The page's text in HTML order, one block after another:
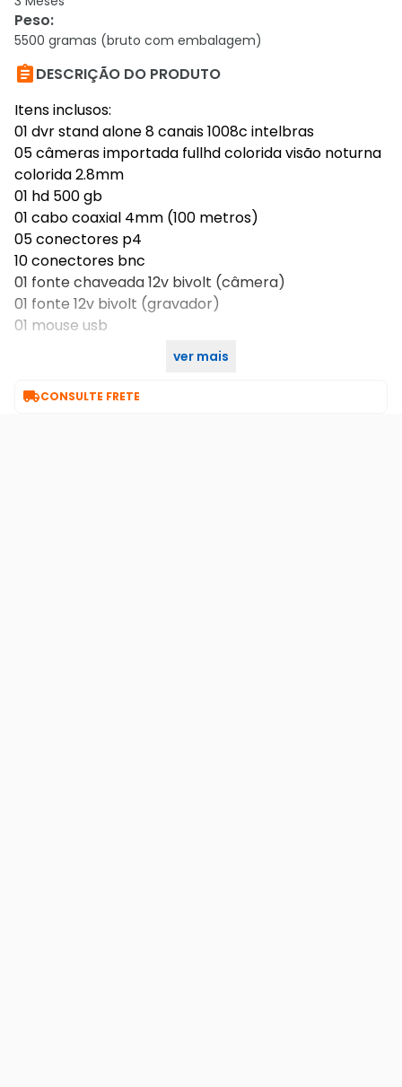
Peso:
5500 gramas (bruto com embalagem)
DESCRIÇÃO DO PRODUTO
Itens inclusos:
01 dvr stand alone 8 canais 1008c intelbras
05 câmeras importada fullhd colorida visão noturna
colorida 2.8mm
01 hd 500 gb
01 cabo coaxial 4mm (100 metros)
05 conectores p4
10 conectores bnc
01 fonte chaveada 12v bivolt (câmera)
01 fonte 12v bivolt (gravador)
01 mouse usb
ver mais
CONSULTE FRETE